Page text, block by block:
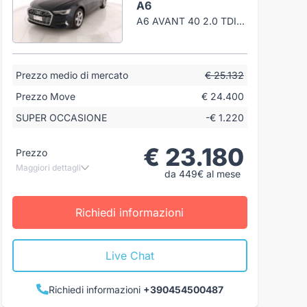
A6
A6 AVANT 40 2.0 TDI MHEV BUSINESS S-TRONIC
Prezzo medio di mercato
€ 25.132
Prezzo Move
€ 24.400
SUPER OCCASIONE
-€ 1.220
Prezzo
Maggiori dettagli € 23.180
da 449€ al mese
Richiedi informazioni
Live Chat
Richiedi informazioni +390454500487